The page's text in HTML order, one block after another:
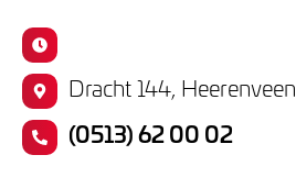
Dracht 144, Heerenveen
(0513) 62 00 02